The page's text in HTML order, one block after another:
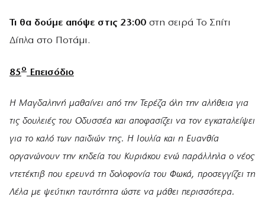
Τι θα δούμε απόψε στις 23:00 στη σειρά Το Σπίτι
Δίπλα στο Ποτάμι.
85ο Επεισόδιο
Η Μαγδαληνή μαθαίνει από την Τερέζα όλη την αλήθεια για
τις δουλειές του Οδυσσέα και αποφασίζει να τον εγκαταλείψει
για το καλό των παιδιών της. Η Ιουλία και η Ευανθία
οργανώνουν την κηδεία του Κυριάκου ενώ παράλληλα ο νέος
ντετέκτιβ που ερευνά τη δολοφονία του Φωκά, προσεγγίζει τη
Λέλα με ψεύτικη ταυτότητα ώστε να μάθει περισσότερα.